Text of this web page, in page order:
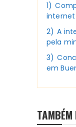
1)
internet
2) A
pela
3)
em